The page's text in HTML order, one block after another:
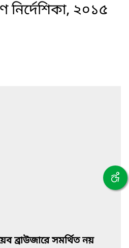
২০১৫
ব্রাউজারে সমর্থিত নয়